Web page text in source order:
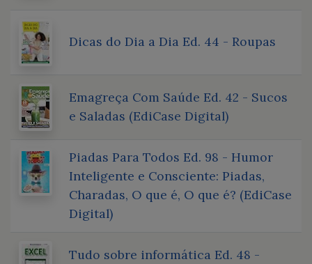
Dicas do Dia a Dia Ed. 44 - Roupas
Emagreça Com Saúde Ed. 42 - Sucos
e Saladas (EdiCase Digital)
Piadas Para Todos Ed. 98 - Humor
Inteligente e Consciente: Piadas,
Charadas, O que é, O que é? (EdiCase
Digital)
Tudo sobre informática Ed. 48 -